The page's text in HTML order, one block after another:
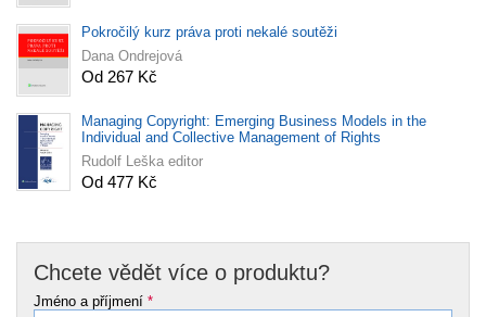
Pokročilý kurz práva proti nekalé soutěži
Dana Ondrejová
Od 267 Kč
Managing Copyright: Emerging Business Models in the
Individual and Collective Management of Rights
Rudolf Leška editor
Od 477 Kč
Chcete vědět více o produktu?
Jméno a příjmení *